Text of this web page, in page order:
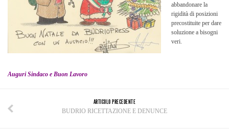
abbandonare la
rigidità di posizioni
precostituite per dare
soluzione a bisogni
veri.
Auguri Sindaco e Buon Lavoro
ARTICOLO PRECEDENTE
BUDRIO RICETTAZIONE E DENUNCE